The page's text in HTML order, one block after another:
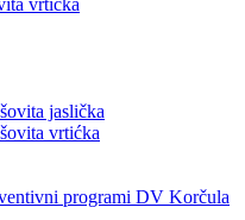
jaslička
vrtićka
programi DV Korčula